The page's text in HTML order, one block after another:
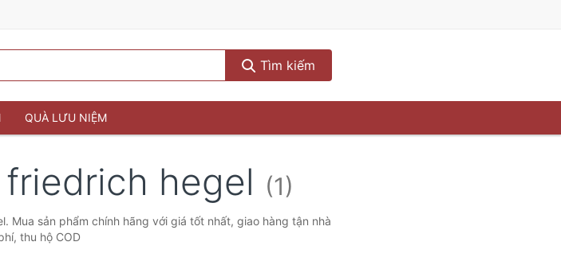
Tìm kiếm
QUÀ LƯU NIỆM
hegel (1)
Mua sản phẩm chính hãng với giá tốt nhất, giao hàng tận nhà
thu hộ COD